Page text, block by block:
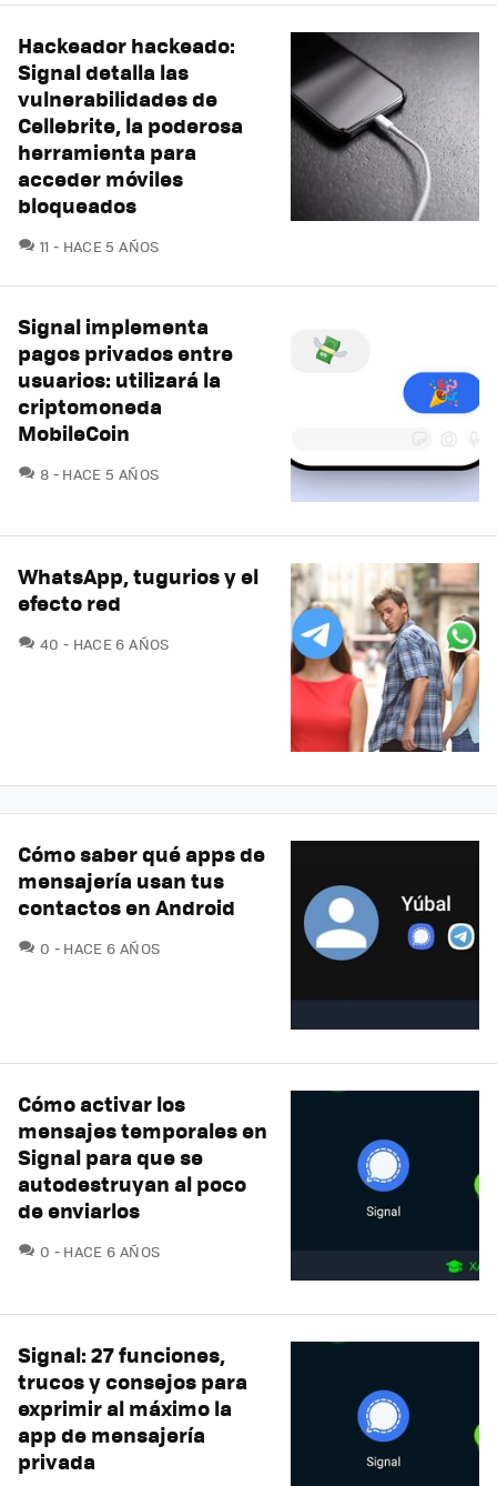
Hackeador hackeado:
Signal detalla las
vulnerabilidades de
Cellebrite, la poderosa
herramienta para
acceder móviles
bloqueados
11 COMENTARIOS
HACE 5 AÑOS
Signal implementa
pagos privados entre
usuarios: utilizará la
criptomoneda
MobileCoin
8 COMENTARIOS
HACE 5 AÑOS
WhatsApp, tugurios y el
efecto red
40 COMENTARIOS
HACE 6 AÑOS
Cómo saber qué apps de
mensajería usan tus
contactos en Android
0 COMENTARIOS
HACE 6 AÑOS
Cómo activar los
mensajes temporales en
Signal para que se
autodestruyan al poco
de enviarlos
0 COMENTARIOS
HACE 6 AÑOS
Signal: 27 funciones,
trucos y consejos para
exprimir al máximo la
app de mensajería
privada